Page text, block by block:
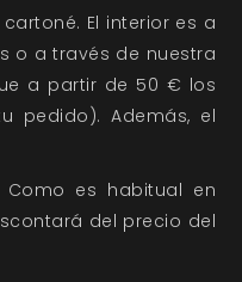
El interior es a
o a través de nuestra
a partir de 50 € los
pedido). Además, el
Como es habitual en
del precio del